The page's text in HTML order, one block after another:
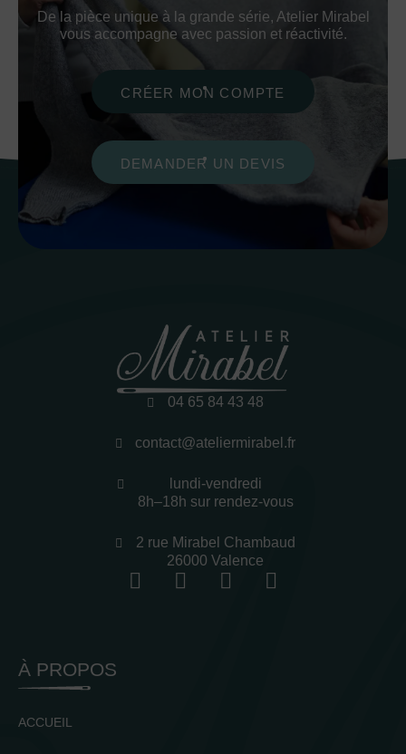
De la pièce unique à la grande série, Atelier Mirabel
vous accompagne avec passion et réactivité.
CRÉER MON COMPTE
DEMANDER UN DEVIS
04 65 84 43 48
contact@ateliermirabel.fr
lundi-vendredi
8h–18h sur rendez-vous
2 rue Mirabel Chambaud
26000 Valence
À PROPOS
ACCUEIL